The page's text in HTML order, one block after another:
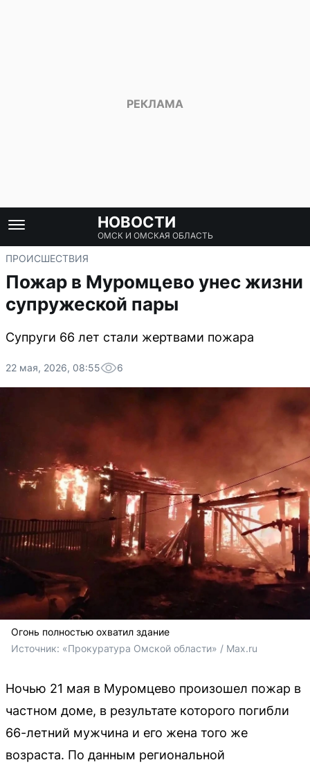
НОВОСТИ
ОМСК И ОМСКАЯ ОБЛАСТЬ
ПРОИСШЕСТВИЯ
Пожар в Муромцево унес жизни
супружеской пары
Супруги 66 лет стали жертвами пожара
22 мая, 2026, 08:55 6
Огонь полностью охватил здание
Источник: «Прокуратура Омской области» / Max.ru
Ночью 21 мая в Муромцево произошел пожар в
частном доме, в результате которого погибли
66-летний мужчина и его жена того же
возраста. По данным региональной